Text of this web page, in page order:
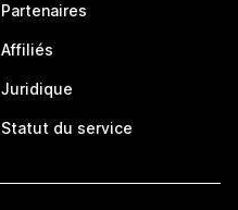
Partenaires
Affiliés
Juridique
Statut du service